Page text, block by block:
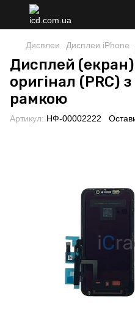
Дисплеи Дисплеи iPhone
Дисплей
оригінал (PRC)
рамкою
Артикул: НФ-00002222